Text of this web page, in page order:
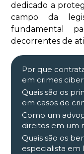
dedicado a
campo da
fundamental
decorrentes de
Por que
em crimes
Quais são os
em casos de
Como um
direitos em um
Quais são os
especialista em